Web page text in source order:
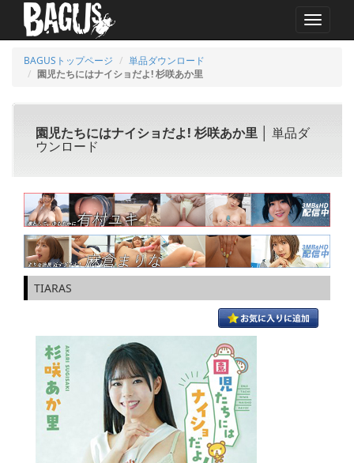
MENU
BAGUSトップページ
単品ダウンロード
園児たちにはナイショだよ! 杉咲あか里
園児たちにはナイショだよ! 杉咲あか里 │ 単品ダ
ウンロード
TIARAS